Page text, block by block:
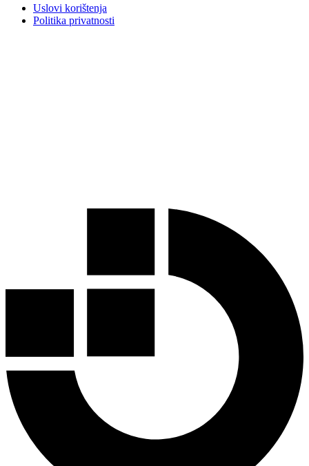
Uslovi korištenja
Politika privatnosti